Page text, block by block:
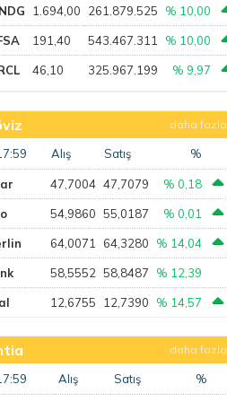
1.694,00 261.879.525 % 10,00
191,40 543.467.311 % 10,00
46,10 325.967.199 % 9,97
daha fazla
Alış Satış %
47,7004 47,7079 % 0,18
54,9860 55,0187 % 0,01
64,0071 64,3280 % 14,04
58,5552 58,8487 % 12,39
12,6755 12,7390 % 14,57
daha fazla
Alış Satış %